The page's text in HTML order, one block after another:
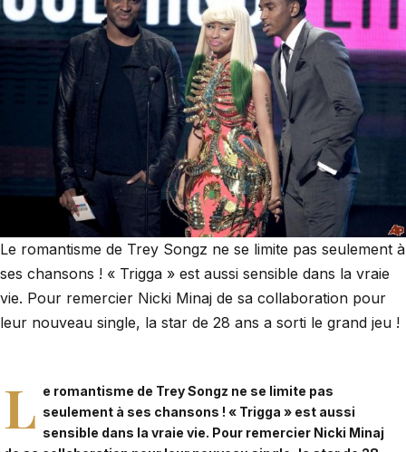
Le romantisme de Trey Songz ne se limite pas seulement à
ses chansons ! « Trigga » est aussi sensible dans la vraie
vie. Pour remercier Nicki Minaj de sa collaboration pour
leur nouveau single, la star de 28 ans a sorti le grand jeu !
L e romantisme de Trey Songz ne se limite pas
seulement à ses chansons ! « Trigga » est aussi
sensible dans la vraie vie. Pour remercier Nicki Minaj